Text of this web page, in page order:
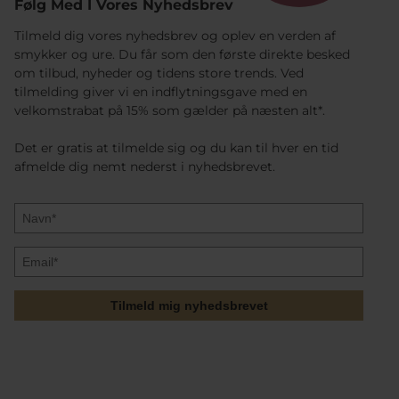
Følg Med I Vores Nyhedsbrev
Tilmeld dig vores nyhedsbrev og oplev en verden af
smykker og ure. Du får som den første direkte besked
om tilbud, nyheder og tidens store trends. Ved
tilmelding giver vi en indflytningsgave med en
velkomstrabat på 15% som gælder på næsten alt*.
Det er gratis at tilmelde sig og du kan til hver en tid
afmelde dig nemt nederst i nyhedsbrevet.
Tilmeld mig nyhedsbrevet